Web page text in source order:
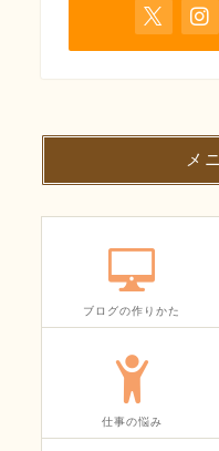
メ
ブログの作りかた
仕事の悩み